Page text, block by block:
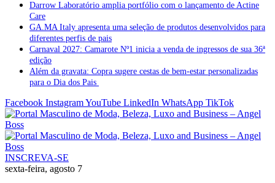
Darrow Laboratório amplia portfólio com o lançamento de Actine
Care
GA.MA Italy apresenta uma seleção de produtos desenvolvidos para
diferentes perfis de pais
Carnaval 2027: Camarote Nº1 inicia a venda de ingressos de sua 36ª
edição
Além da gravata: Copra sugere cestas de bem-estar personalizadas
para o Dia dos Pais
Facebook InstagramYouTube LinkedIn WhatsApp TikTok
INSCREVA-SE
sexta-feira, agosto 7